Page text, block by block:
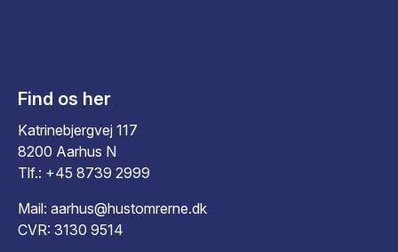
Find os her
Katrinebjergvej 117
8200 Aarhus N
Tlf.: +45 8739 2999
Mail: aarhus@hustomrerne.dk
CVR: 3130 9514